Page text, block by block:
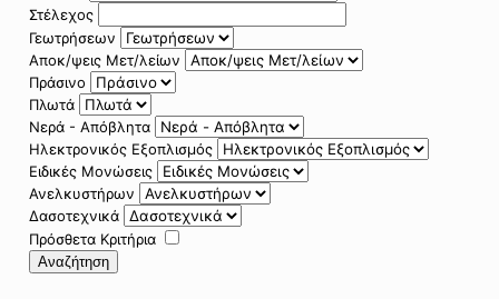
Στέλεχος
Γεωτρήσεων
Αποκ/ψεις Μετ/λείων
Πράσινο
Πλωτά
Νερά - Απόβλητα
Ηλεκτρονικός Εξοπλισμός
Ειδικές Μονώσεις
Ανελκυστήρων
Δασοτεχνικά
Πρόσθετα Κριτήρια
Αναζήτηση